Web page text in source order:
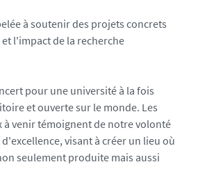
à soutenir des projets concrets
l'impact de la recherche
pour une université à la fois
et ouverte sur le monde. Les
à venir témoignent de notre volonté
visant à créer un lieu où
seulement produite mais aussi